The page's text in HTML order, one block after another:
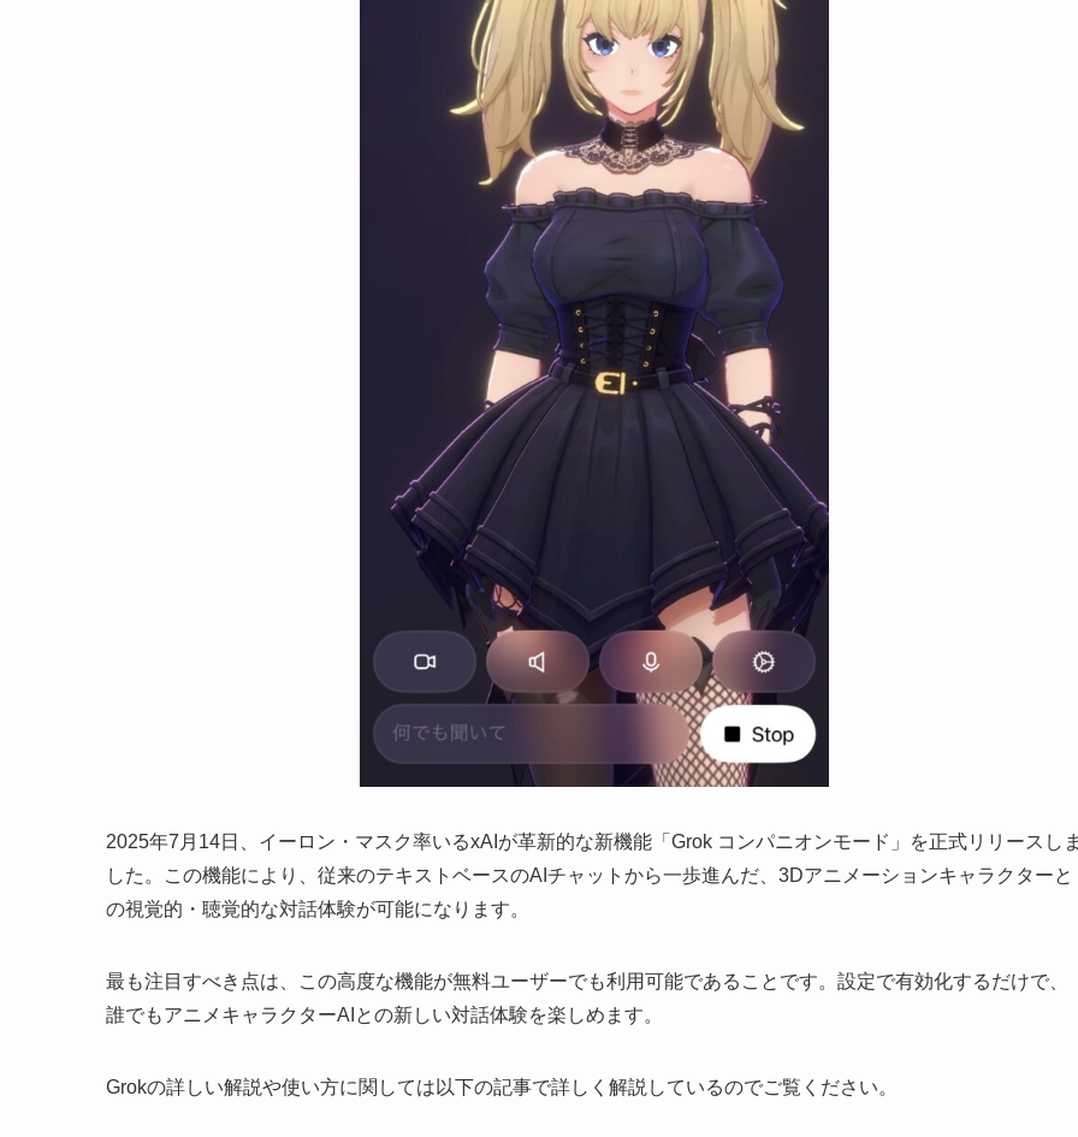
2025年7月14日、イーロン・マスク率いるxAIが革新的な新機能「Grok コンパニオンモード」を正式リリースし
した。この機能により、従来のテキストベースのAIチャットから一歩進んだ、3Dアニメーションキャラクターと
の視覚的・聴覚的な対話体験が可能になります。
最も注目すべき点は、この高度な機能が無料ユーザーでも利用可能であることです。設定で有効化するだけで、
誰でもアニメキャラクターAIとの新しい対話体験を楽しめます。
Grokの詳しい解説や使い方に関しては以下の記事で詳しく解説しているのでご覧ください。